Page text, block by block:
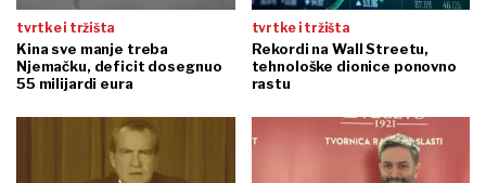
tvrtke i tržišta
Kina sve manje treba
Njemačku, deficit dosegnuo
55 milijardi eura
tvrtke i tržišta
Rekordi na Wall Streetu,
tehnološke dionice ponovno
rastu